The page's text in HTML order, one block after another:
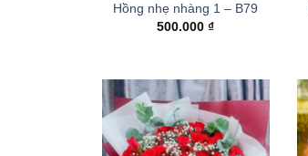
Hồng nhẹ nhàng 1 – B79
500.000₫